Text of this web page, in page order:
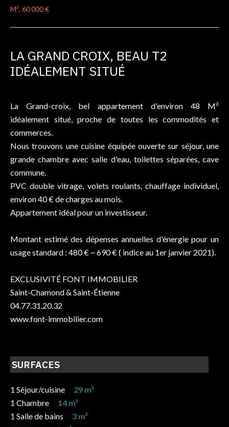
M², 60 000 €
LA GRAND CROIX, BEAU T2
IDÉALEMENT SITUÉ
La Grand-croix, bel appartement d'environ 48 M²
idéalement situé, proche de toutes les commodités et
commerces.
Nous trouvons une cuisine équipée ouverte sur séjour, une
grande chambre avec salle d'eau, toilettes séparées, cave
commune.
PVC double vitrage, volets roulants, chauffage individuel,
environ 40 € de charges au mois.
Appartement idéal pour un investisseur.
Montant estimé des dépenses annuelles d'énergie pour un
usage standard : 480 € ~ 690 € ( indice au 1er janvier 2021).
EXCLUSIVITÉ FONT IMMOBILIER
Saint-Chamond & Saint-Étienne
04.77.31.20.32
www.font-immobilier.com
SURFACES
1 Séjour/cuisine
29 m²
1 Chambre
14 m²
1 Salle de bains
3 m²